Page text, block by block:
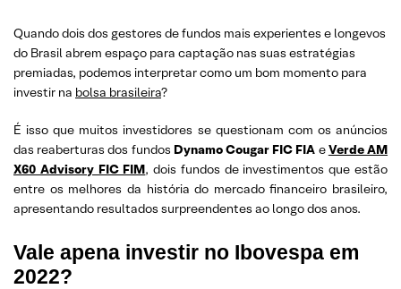
Quando dois dos gestores de fundos mais experientes e longevos
do Brasil abrem espaço para captação nas suas estratégias
premiadas, podemos interpretar como um bom momento para
investir na bolsa brasileira?
É isso que muitos investidores se questionam com os anúncios
das reaberturas dos fundos Dynamo Cougar FIC FIA eVerde AM
X60 Advisory FIC FIM, dois fundos de investimentos que estão
entre os melhores da história do mercado financeiro brasileiro,
apresentando resultados surpreendentes ao longo dos anos.
Vale apena investir no Ibovespa em
2022?